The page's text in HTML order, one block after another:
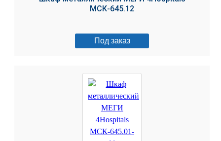
МСК-645.12
Под заказ